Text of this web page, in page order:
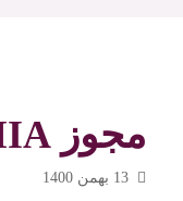
مجوز LMIA چیست؟
13 بهمن 1400